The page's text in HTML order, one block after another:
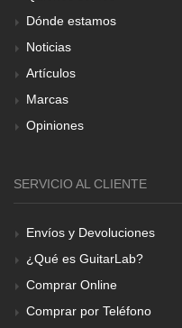
Dónde estamos
Noticias
Artículos
Marcas
Opiniones
SERVICIO AL CLIENTE
Envíos y Devoluciones
¿Qué es GuitarLab?
Comprar Online
Comprar por Teléfono